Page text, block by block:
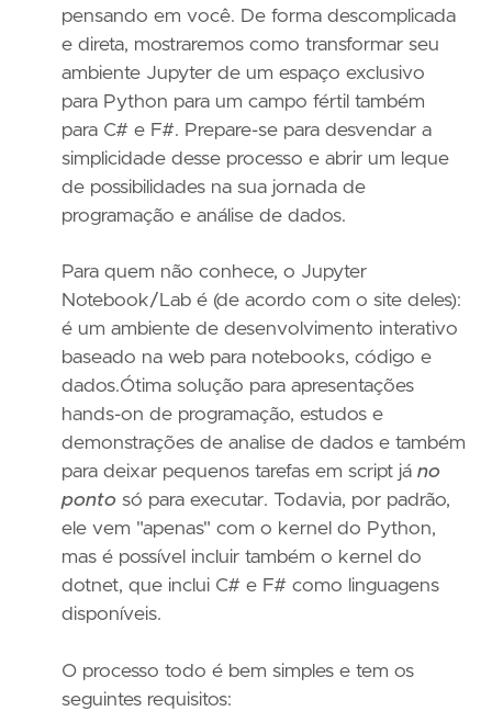
pensando em você. De forma descomplicada
e direta, mostraremos como transformar seu
ambiente Jupyter de um espaço exclusivo
para Python para um campo fértil também
para C# e F#. Prepare-se para desvendar a
simplicidade desse processo e abrir um leque
de possibilidades na sua jornada de
programação e análise de dados.
Para quem não conhece, o Jupyter
Notebook/Lab é (de acordo com o site deles):
é um ambiente de desenvolvimento interativo
baseado na web para notebooks, código e
dados.Ótima solução para apresentações
hands-on de programação, estudos e
demonstrações de analise de dados e também
para deixar pequenos tarefas em script já no
ponto só para executar. Todavia, por padrão,
ele vem "apenas" com o kernel do Python,
mas é possível incluir também o kernel do
dotnet, que inclui C# e F# como linguagens
disponíveis.
O processo todo é bem simples e tem os
seguintes requisitos: